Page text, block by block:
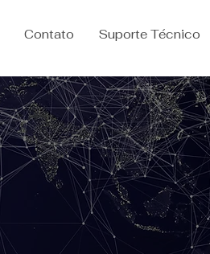
Contato Suporte Técnico